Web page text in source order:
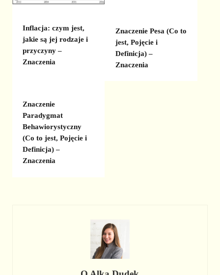
Inflacja: czym jest,
jakie są jej rodzaje i
przyczyny –
Znaczenia
Znaczenie Pesa (Co to
jest, Pojęcie i
Definicja) –
Znaczenia
Znaczenie
Paradygmat
Behawiorystyczny
(Co to jest, Pojęcie i
Definicja) –
Znaczenia